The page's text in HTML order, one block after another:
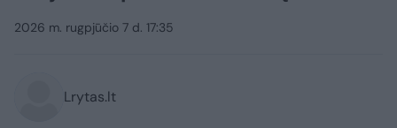
2026 m. rugpjūčio 7 d. 17:35
Lrytas.lt